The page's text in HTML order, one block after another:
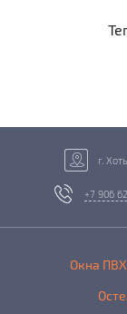
г.
+7 906
Окна ПВХ